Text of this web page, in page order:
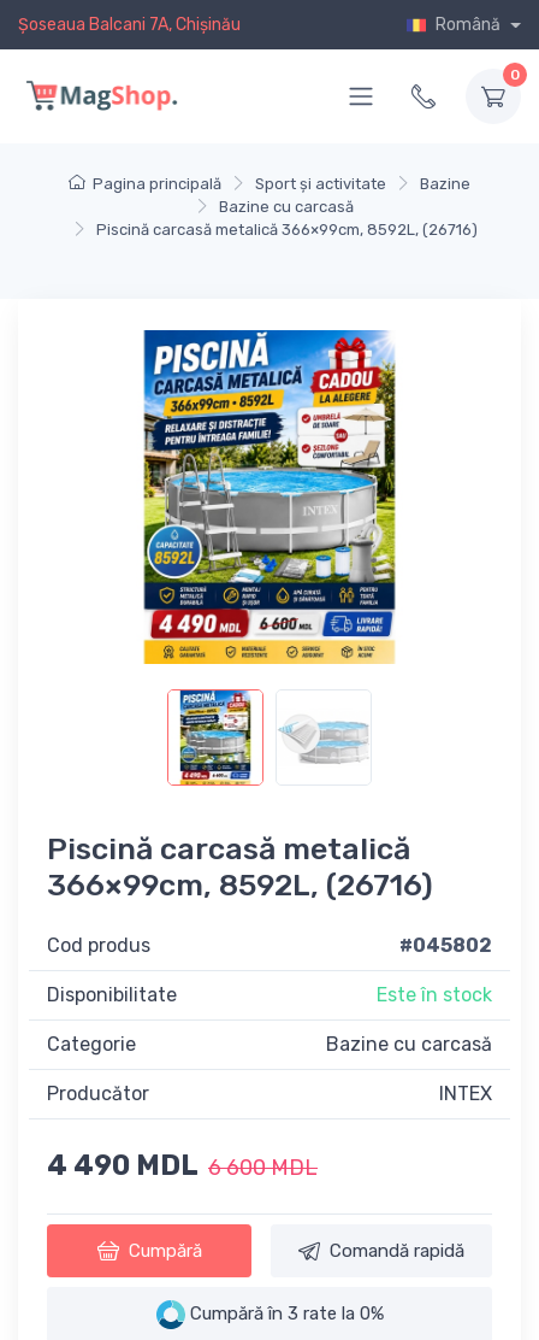
Șoseaua Balcani 7A, Chișinău Română
0
Pagina principală Sport și activitate
Bazine
Bazine cu carcasă
Piscină carcasă metalică 366×99cm, 8592L, (26716)
Piscină carcasă metalică
366×99cm, 8592L, (26716)
Cod produs #045802
Disponibilitate Este în stock
Categorie Bazine cu carcasă
Producător INTEX
4 490 MDL 6 600 MDL
Cumpără Comandă rapidă
Cumpără în 3 rate la 0%